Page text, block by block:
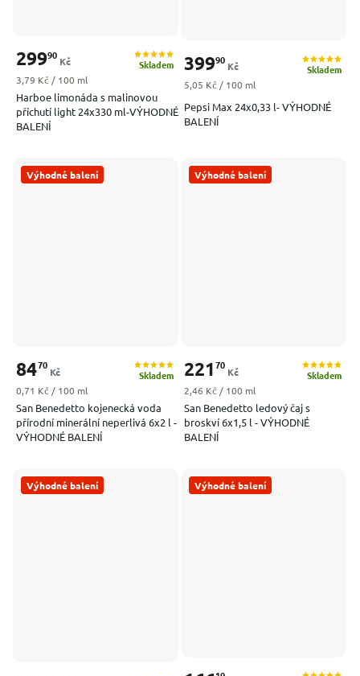
Harboe limonáda s malinovou
příchutí light 24x330 ml-VÝHODNÉ
BALENÍ
Skladem
29990
Kč
Měrná cena:
3,79 Kč / 100 ml
Pepsi Max 24x0,33 l- VÝHODNÉ
BALENÍ
Skladem
39990
Kč
Měrná cena:
5,05 Kč / 100 ml
Výhodné balení
San Benedetto kojenecká voda
přírodní minerální neperlivá 6x2 l -
VÝHODNÉ BALENÍ
Skladem
8470
Kč
Měrná cena:
0,71 Kč / 100 ml
Výhodné balení
San Benedetto ledový čaj s
broskví 6x1,5 l - VÝHODNÉ
BALENÍ
Skladem
221 70
Kč
Měrná cena:
2,46 Kč / 100 ml
Výhodné balení Výhodné balení